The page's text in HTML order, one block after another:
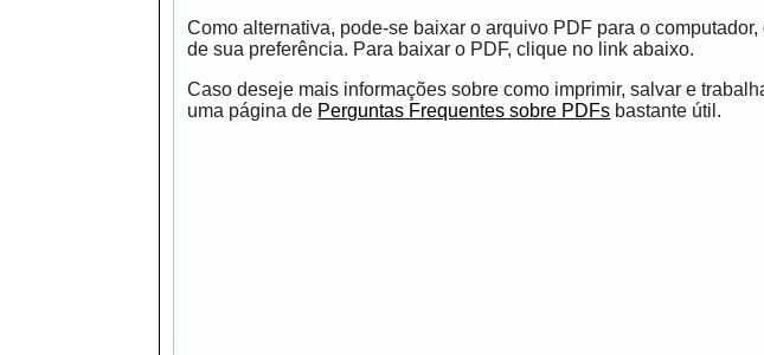
Como alternativa, pode-se baixar o arquivo PDF para o
de sua preferência. Para baixar o PDF, clique no link abaixo.
Caso deseje mais informações sobre como imprimir, salvar e
uma página de Perguntas Frequentes sobre PDFs bastante útil.